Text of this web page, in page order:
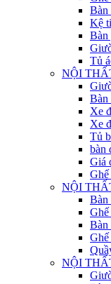
Bàn
Kệ
Bàn
Tủ
NỘI
Bàn
Xe
Xe
Tủ
bàn
Giá
Ghế
NỘI
Bàn
Ghế
Bàn
Ghế
NỘI